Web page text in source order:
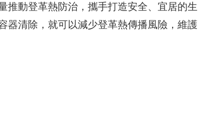
推動登革熱防治，攜手打造安全、宜居的生
器清除，就可以減少登革熱傳播風險，維護